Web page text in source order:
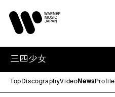
三四少女
Top DiscographyVideo NewsProfile